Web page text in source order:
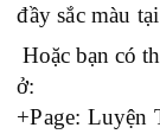
đầy sắc màu
Hoặc bạn có
ở:
+Page: Luyện